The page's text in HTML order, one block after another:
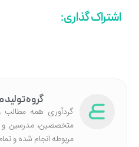
اشتراک گذاری:
گروه تولید
گردآوری همه مطالب و
متخصصین، مدرسین و
مربوطه انجام شده‌ و تمام